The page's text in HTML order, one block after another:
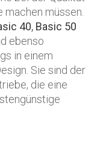
machen müssen.
40, Basic 50
ebenso
in einem
Sie sind der
die eine